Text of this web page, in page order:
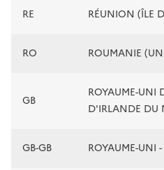
RE RÉUNION (ÎLE
RO ROUMANIE
GB
ROYAUME-UNI
D'IRLANDE DU
GB-GB ROYAUME-UNI